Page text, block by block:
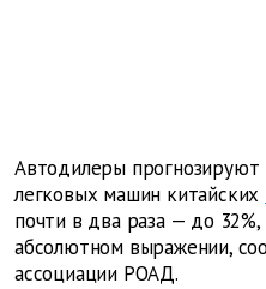
Автодилеры
легковых машин китайских
почти в два раза — до
абсолютном выражении,
ассоциации РОАД.